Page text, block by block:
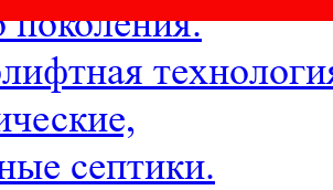
поколения.
септики.